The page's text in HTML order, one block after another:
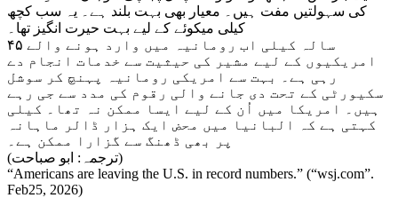
کی سہولتیں مفت ہیں۔ معیار بھی بہت بلند ہے۔ یہ سب کچھ
کیلی میکوئے کے لیے بہت حیرت انگیز تھا۔
۴۵ سالہ کیلی اب رومانیہ میں وارد ہونے والے
امریکیوں کے لیے مشیر کی حیثیت سے خدمات انجام دے
رہی ہے۔ بہت سے امریکی رومانیہ پہنچ کر سوشل
سکیورٹی کے تحت دی جانے والی رقوم کی مدد سے جی رہے
ہیں۔ امریکا میں اُن کے لیے ایسا ممکن نہ تھا۔ کیلی
کہتی ہے کہ البانیا میں محض ایک ہزار ڈالر ماہانہ
پر بھی ڈھنگ سے گزارا ممکن ہے۔
(ترجمہ: ابو صباحت)
“Americans are leaving the U.S. in record numbers.” (“wsj.com”.
Feb25, 2026)